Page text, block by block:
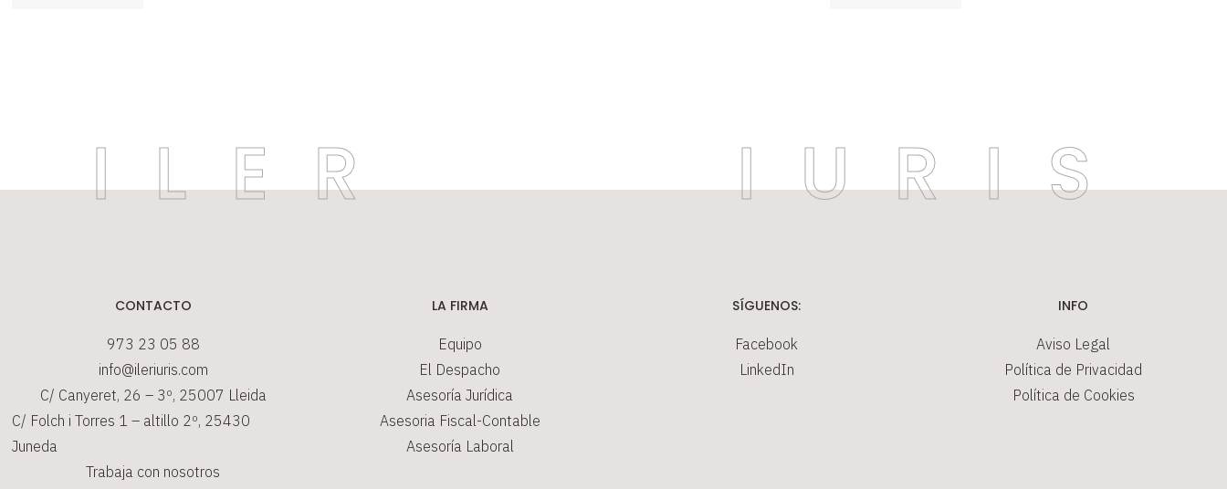
CONTACTO
973 23 05 88
info@ileriuris.com
C/ Canyeret, 26 – 3º, 25007 Lleida
C/ Folch i Torres 1 – altillo 2º, 25430
Juneda
Trabaja con nosotros
LA FIRMA
Equipo
El Despacho
Asesoría Jurídica
Asesoria Fiscal-Contable
Asesoría Laboral
SÍGUENOS:
Facebook
LinkedIn
INFO
Aviso Legal
Política de Privacidad
Política de Cookies